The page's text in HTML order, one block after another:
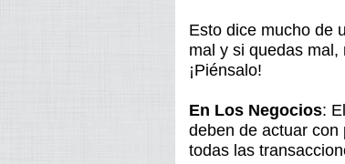
Esto dice mucho de
mal y si quedas
¡Piénsalo!
En Los Negocios:
deben de actuar con
todas las